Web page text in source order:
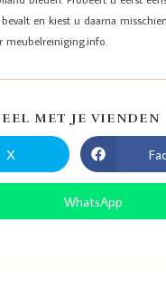
en kiest u daarna
MET JE VIENDEN
X
WhatsApp